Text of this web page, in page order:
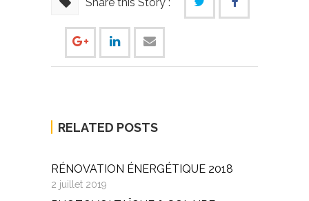
RELATED POSTS
RÉNOVATION ÉNERGÉTIQUE 2018
2 juillet 2019